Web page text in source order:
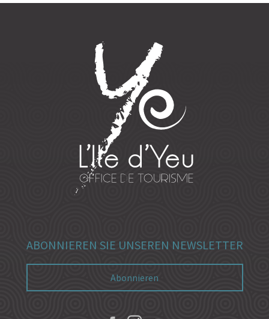
ABONNIEREN SIE UNSEREN NEWSLETTER
Abonnieren